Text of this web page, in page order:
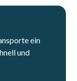
ein
und